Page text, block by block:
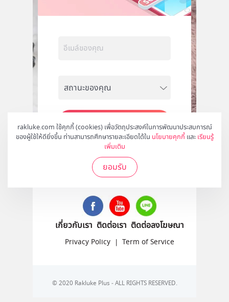
rakluke.com ใช้คุกกี้ (cookies) เพื่อวัตถุประสงค์ในการพัฒนาประสบการณ์
ของผู้ใช้ให้ดียิ่งขึ้น ท่านสามารถศึกษารายละเอียดได้ใน นโยบายคุกกี้ และ เรียนรู้
เพิ่มเติม
ยอมรับ
สมัคร
ติดตามเราได้ที่
เกี่ยวกับเรา ติดต่อเรา ติดต่อลงโฆษณา
Privacy Policy | Term of Service
© 2020 Rakluke Plus - ALL RIGHTS RESERVED.